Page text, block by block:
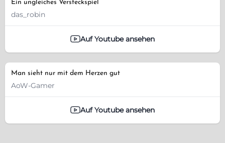
Ein ungleiches Versteckspiel
das_robin
Auf Youtube ansehen
Man sieht nur mit dem Herzen gut
AoW-Gamer
Auf Youtube ansehen